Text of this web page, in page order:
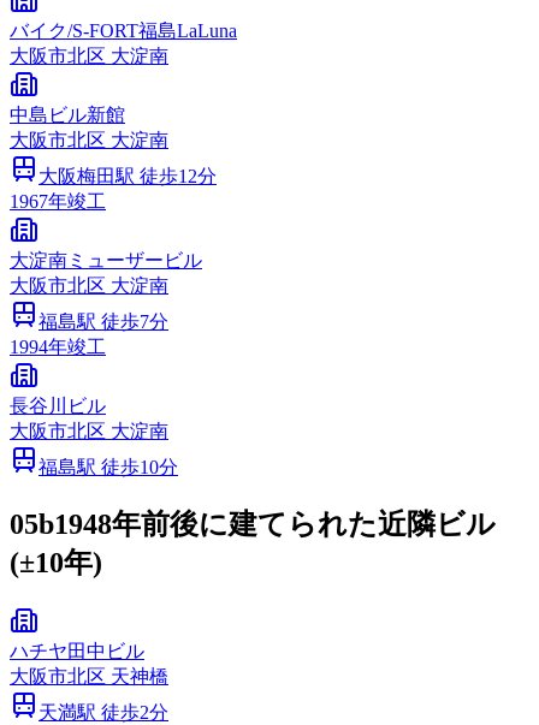
バイク/S‐FORT福島LaLuna
大阪市北区 大淀南
中島ビル新館
大阪市北区 大淀南
大阪梅田駅 徒歩12分
1967年竣工
大淀南ミューザービル
大阪市北区 大淀南
福島駅 徒歩7分
1994年竣工
長谷川ビル
大阪市北区 大淀南
福島駅 徒歩10分
05b1948年前後に建てられた近隣ビル
(±10年)
ハチヤ田中ビル
大阪市北区 天神橋
天満駅 徒歩2分